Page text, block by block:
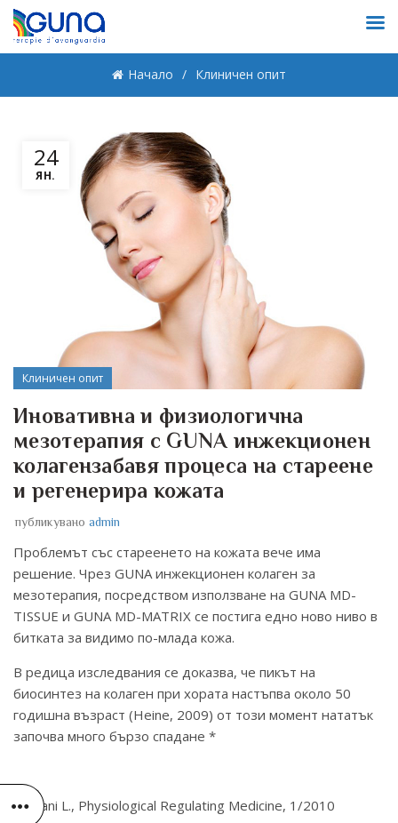
Начало Клиничен опит
24
ЯН.
Клиничен опит
Иновативна и физиологична
мезотерапия с GUNA инжекционен
колагензабавя процеса на стареене
и регенерира кожата
публикувано admin
Проблемът със стареенето на кожата вече има
решение. Чрез GUNA инжекционен колаген за
мезотерапия, посредством използване на GUNA MD-
TISSUE и GUNA MD-MATRIX се постига едно ново ниво в
битката за видимо по-млада кожа.
В редица изследвания се доказва, че пикът на
биосинтез на колаген при хората настъпва около 50
годишна възраст (Heine, 2009) от този момент нататък
започва много бързо спадане *
* Milani L., Physiological Regulating Medicine, 1/2010